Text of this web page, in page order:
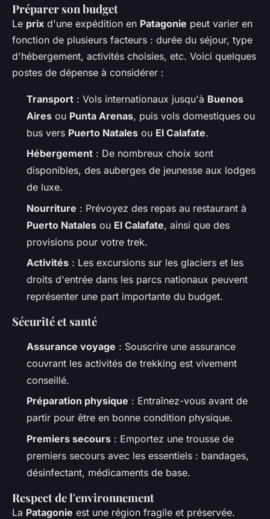
Préparer son budget
Le prix d'une expédition en Patagonie peut varier en
fonction de plusieurs facteurs : durée du séjour, type
d'hébergement, activités choisies, etc. Voici quelques
postes de dépense à considérer :
Transport : Vols internationaux jusqu'à Buenos
Aires ou Punta Arenas, puis vols domestiques ou
bus vers Puerto Natales ou El Calafate.
Hébergement : De nombreux choix sont
disponibles, des auberges de jeunesse aux lodges
de luxe.
Nourriture : Prévoyez des repas au restaurant à
Puerto Natales ou El Calafate, ainsi que des
provisions pour votre trek.
Activités : Les excursions sur les glaciers et les
droits d'entrée dans les parcs nationaux peuvent
représenter une part importante du budget.
Sécurité et santé
Assurance voyage : Souscrire une assurance
couvrant les activités de trekking est vivement
conseillé.
Préparation physique : Entraînez-vous avant de
partir pour être en bonne condition physique.
Premiers secours : Emportez une trousse de
premiers secours avec les essentiels : bandages,
désinfectant, médicaments de base.
Respect de l'environnement
La Patagonie est une région fragile et préservée.